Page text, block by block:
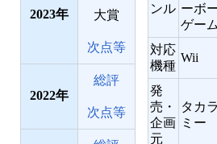
2023 大賞
次点等
2022
総評
次点等
ンル ーボ
ゲーム
対応
機種
Wii
発
売・
企画
元
タカ
ミー